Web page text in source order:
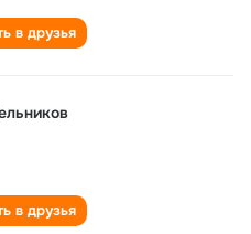
в друзья
в друзья